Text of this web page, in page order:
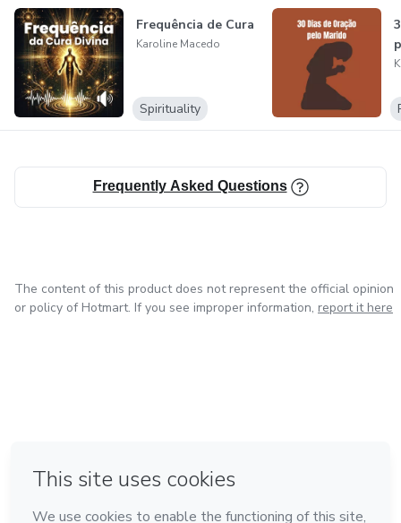
Frequência de Cura
Karoline Macedo
Spirituality
Frequently Asked Questions
The content of this product does not represent the official opinion
or policy of Hotmart. If you see improper information, report it here
Made with❤ in Mexico City